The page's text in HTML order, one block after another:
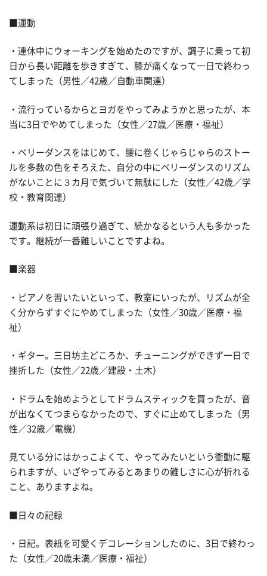
■運動
・連休中にウォーキングを始めたのですが、調子に乗って初
日から長い距離を歩きすぎて、膝が痛くなって一日で終わっ
てしまった（男性／42歳／自動車関連）
・流行っているからとヨガをやってみようかと思ったが、本
当に3日でやめてしまった（女性／27歳／医療・福祉）
・ベリーダンスをはじめて、腰に巻くじゃらじゃらのストー
ルを多数の色をそろえた、自分の中にベリーダンスのリズム
がないことに３カ月で気づいて無駄にした（女性／42歳／学
校・教育関連）
運動系は初日に頑張り過ぎて、続かなるという人も多かった
です。継続が一番難しいことですよね。
■楽器
・ピアノを習いたいといって、教室にいったが、リズムが全
く分からずすぐにやめてしまった（女性／30歳／医療・福
祉）
・ギター。三日坊主どころか、チューニングができず一日で
挫折した（女性／22歳／建設・土木）
・ドラムを始めようとしてドラムスティックを買ったが、音
が出なくてつまらなかったので、すぐに止めてしまった（男
性／32歳／電機）
見ている分にはかっこよくて、やってみたいという衝動に駆
られますが、いざやってみるとあまりの難しさに心が折れる
こと、ありますよね。
■日々の記録
・日記。表紙を可愛くデコレーションしたのに、3日で終わっ
た（女性／20歳未満／医療・福祉）